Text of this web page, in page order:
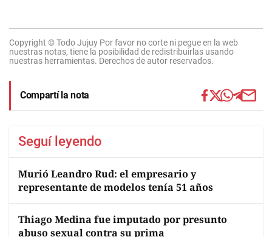
Copyright © Todo Jujuy Por favor no corte ni pegue en la web
nuestras notas, tiene la posibilidad de redistribuirlas usando
nuestras herramientas. Derechos de autor reservados.
Compartí la nota
Seguí leyendo
Murió Leandro Rud: el empresario y
representante de modelos tenía 51 años
Thiago Medina fue imputado por presunto
abuso sexual contra su prima